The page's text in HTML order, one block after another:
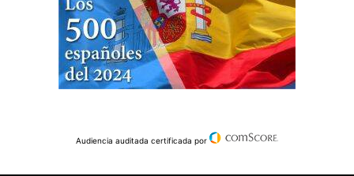
Audiencia auditada certificada por